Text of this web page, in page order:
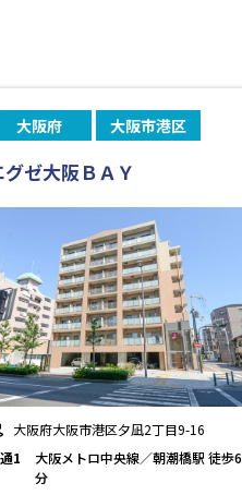
大阪府 大阪市港区
グゼ大阪ＢＡＹ
大阪府大阪市港区夕凪2丁目9-16
1
大阪メトロ中央線／朝潮橋駅 徒歩6
分